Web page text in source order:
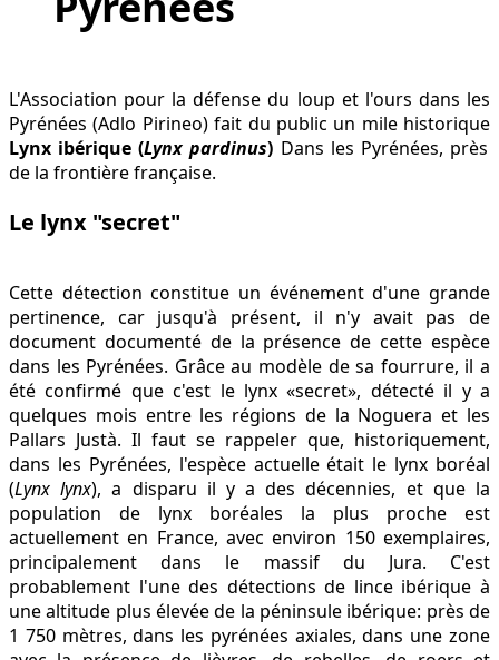
L'Association pour la défense du loup et l'ours dans les
Pyrénées (Adlo Pirineo) fait du public un mile historique
Lynx ibérique (Lynx pardinus) Dans les Pyrénées, près
de la frontière française.
Le lynx "secret"
Cette détection constitue un événement d'une grande
pertinence, car jusqu'à présent, il n'y avait pas de
document documenté de la présence de cette espèce
dans les Pyrénées. Grâce au modèle de sa fourrure, il a
été confirmé que c'est le lynx «secret», détecté il y a
quelques mois entre les régions de la Noguera et les
Pallars Justà. Il faut se rappeler que, historiquement,
dans les Pyrénées, l'espèce actuelle était le lynx boréal
(Lynx lynx), a disparu il y a des décennies, et que la
population de lynx boréales la plus proche est
actuellement en France, avec environ 150 exemplaires,
principalement dans le massif du Jura. C'est
probablement l'une des détections de lince ibérique à
une altitude plus élevée de la péninsule ibérique: près de
1 750 mètres, dans les pyrénées axiales, dans une zone